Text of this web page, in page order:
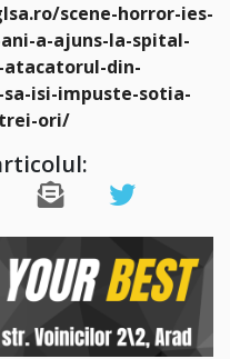
scene-horror-ies-
a-ajuns-la-spital-
din-
isi-impuste-sotia-
ori/